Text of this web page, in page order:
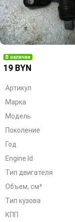
В наличии
19 BYN
Артикул
Марка
Модель
Поколение
Год
Engine Id
Тип двигателя
Объем, см³
Тип кузова
КПП